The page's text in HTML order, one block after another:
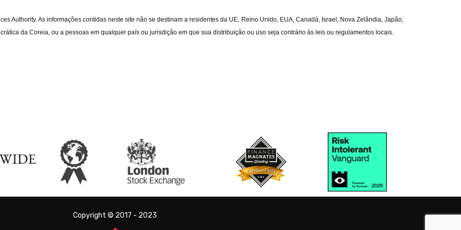
Authority. As informações contidas neste site não se destinam a residentes da UE, Reino Unido, EUA, Canadá, Israel, Nova Zelândia, Japão,
da Coreia, ou a pessoas em qualquer país ou jurisdição em que sua distribuição ou uso seja contrário às leis ou regulamentos locais.
Copyright © 2017 - 2023